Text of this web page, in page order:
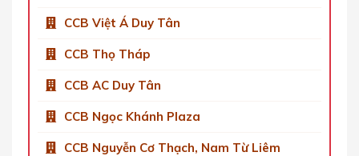
CCB Việt Á Duy Tân
CCB Thọ Tháp
CCB AC Duy Tân
CCB Ngọc Khánh Plaza
CCB Nguyễn Cơ Thạch, Nam Từ Liêm